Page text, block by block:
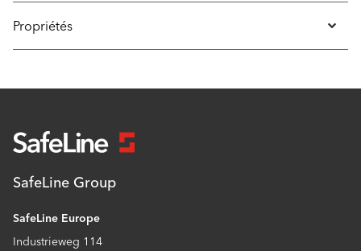
Propriétés
SafeLine Group
SafeLine Europe
Industrieweg 114